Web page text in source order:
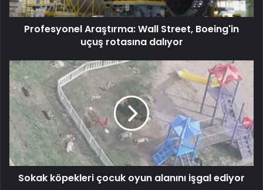
Profesyonel Araştırma: Wall Street, Boeing'in
uçuş rotasına dalıyor
Sokak köpekleri çocuk oyun alanını işgal ediyor